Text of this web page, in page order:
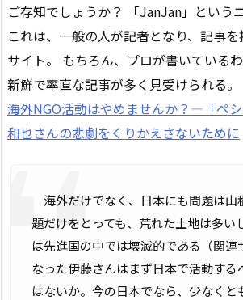
ご存知でしょうか？ 「JanJan」という
これは、一般の人が記者となり、記事
サイト。 もちろん、プロが書いているわ
新鮮で率直な記事が多く見受けられる。
海外NGO活動はやめませんか？―「ペ
和也さんの悲劇をくりかえさないために
海外だけでなく、日本にも問題は山
題だけをとっても、荒れた土地は多い
は先進国の中では壊滅的である（関連
なった伊藤さんはまず日本で活動する
はないか。今の日本でなら、少なくと